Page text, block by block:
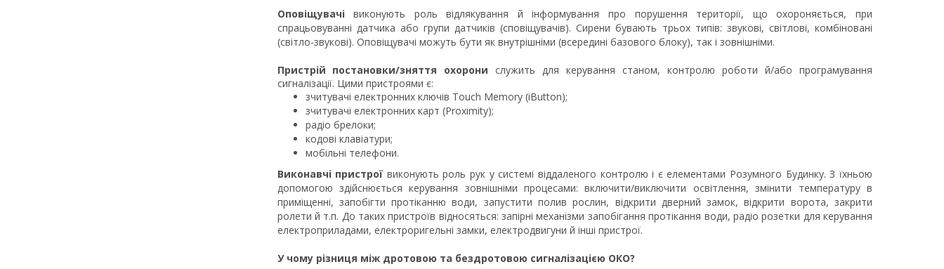
Оповіщувачі виконують роль відлякування й інформування про порушення території, що охороняється, при
спрацьовуванні датчика або групи датчиків (сповіщувачів). Сирени бувають трьох типів: звукові, світлові, комбіновані
(світло-звукові). Оповіщувачі можуть бути як внутрішніми (всередині базового блоку), так і зовнішніми.
Пристрій постановки/зняття охорони служить для керування станом, контролю роботи й/або програмування
сигналізації. Цими пристроями є:
зчитувачі електронних ключів Touch Memory (iButton);
зчитувачі електронних карт (Proximity);
радіо брелоки;
кодові клавіатури;
мобільні телефони.
Виконавчі пристрої виконують роль рук у системі віддаленого контролю і є елементами Розумного Будинку. З їхньою
допомогою здійснюється керування зовнішніми процесами: включити/виключити освітлення, змінити температуру в
приміщенні, запобігти протіканню води, запустити полив рослин, відкрити дверний замок, відкрити ворота, закрити
ролети й т.п. До таких пристроїв відносяться: запірні механізми запобігання протікання води, радіо розетки для керування
електроприладами, електроригельні замки, електродвигуни й інші пристрої.
У чому різниця між дротовою та бездротовою сигналізацією ОКО?